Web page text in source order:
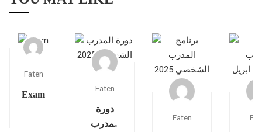
Faten
Exam
Faten
دورة
المدرب
Faten